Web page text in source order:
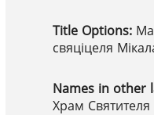
Title Options:
свяціцеля
Names in other
Храм